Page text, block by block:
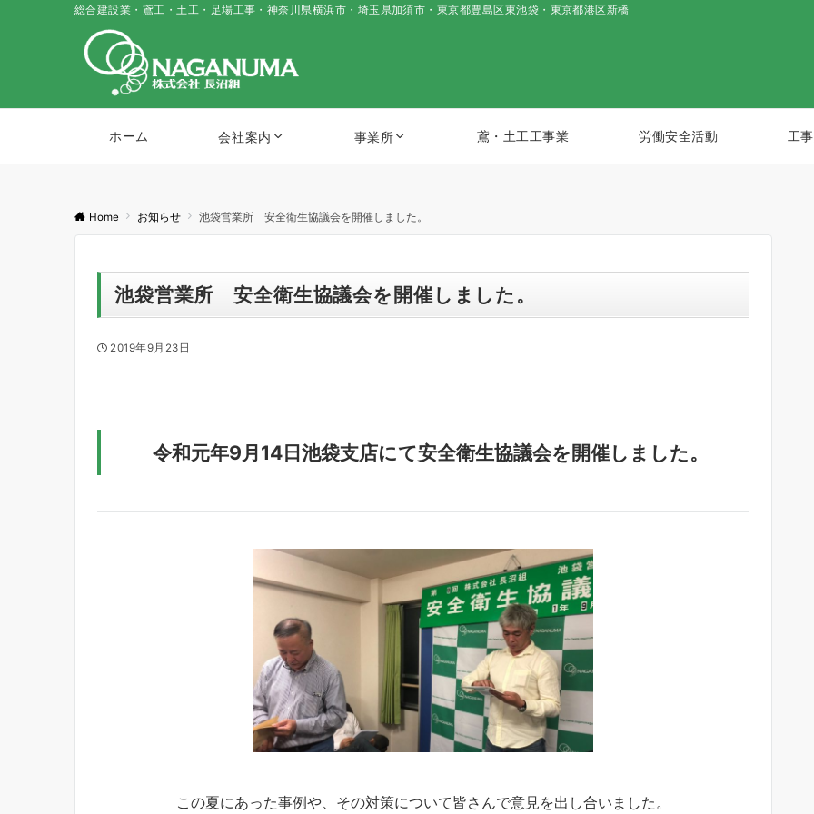
総合建設業・鳶工・土工・足場工事・神奈川県横浜市・埼玉県加須市・東京都豊島区東池袋・東京都港区新橋
ホーム 会社案内 事業所 鳶・土工工事業 労働安全活動 工
Home お知らせ 池袋営業所 安全衛生協議会を開催しました。
池袋営業所 安全衛生協議会を開催しました。
2019年9月23日
令和元年9月14日池袋支店にて安全衛生協議会を開催しました。
この夏にあった事例や、その対策について皆さんで意見を出し合いました。